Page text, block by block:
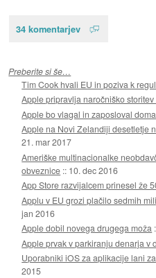
34 komentarjev
Preberite si še…
Tim Cook hvali EU in poziva k
Apple pripravlja naročniško storitev
Apple bo vlagal in zaposloval doma
Apple na Novi Zelandiji desetletje
21. mar 2017
Ameriške multinacionalke
obveznice :: 10. dec 2016
App Store razvijalcem prinesel že
Applu v EU grozi plačilo sedmih
jan 2016
Apple dobil novega drugega moža
Apple prvak v parkiranju denarja v
Uporabniki iOS za aplikacije lani
2015